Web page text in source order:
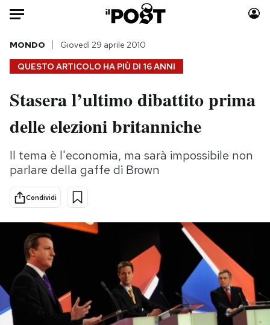
Auto
HOME
Italia
Politica
Tecnologia
Internet
Scienza
Cultura
Economia
Sport
Moda
Consumismi
Storie/Idee
Ok Boomer!
Altrecose
Mondiali calcio 2026
PODCAST
QUESTO ARTICOLO HA PIÙ DI 16 ANNI
MONDO Giovedì 29 aprile 2010
Stasera l’ultimo dibattito prima
delle elezioni britanniche
Il tema è l'economia, ma sarà impossibile non
parlare della gaffe di Brown
Condividi